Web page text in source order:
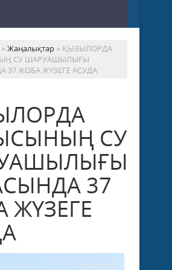
»Жаңалықтар » ҚЫЗЫЛОРДА
СУ ШАРУАШЫЛЫҒЫ
37 ЖОБА ЖҮЗЕГЕ АСУДА
СУ
37
ЖҮЗЕГЕ